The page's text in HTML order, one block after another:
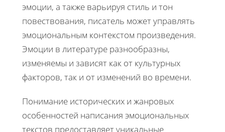
эмоции, а также варьируя стиль и тон
повествования, писатель может управлять
эмоциональным контекстом произведения.
Эмоции в литературе разнообразны,
изменяемы и зависят как от культурных
факторов, так и от изменений во времени.
Понимание исторических и жанровых
особенностей написания эмоциональных
текстов предоставляет уникальные